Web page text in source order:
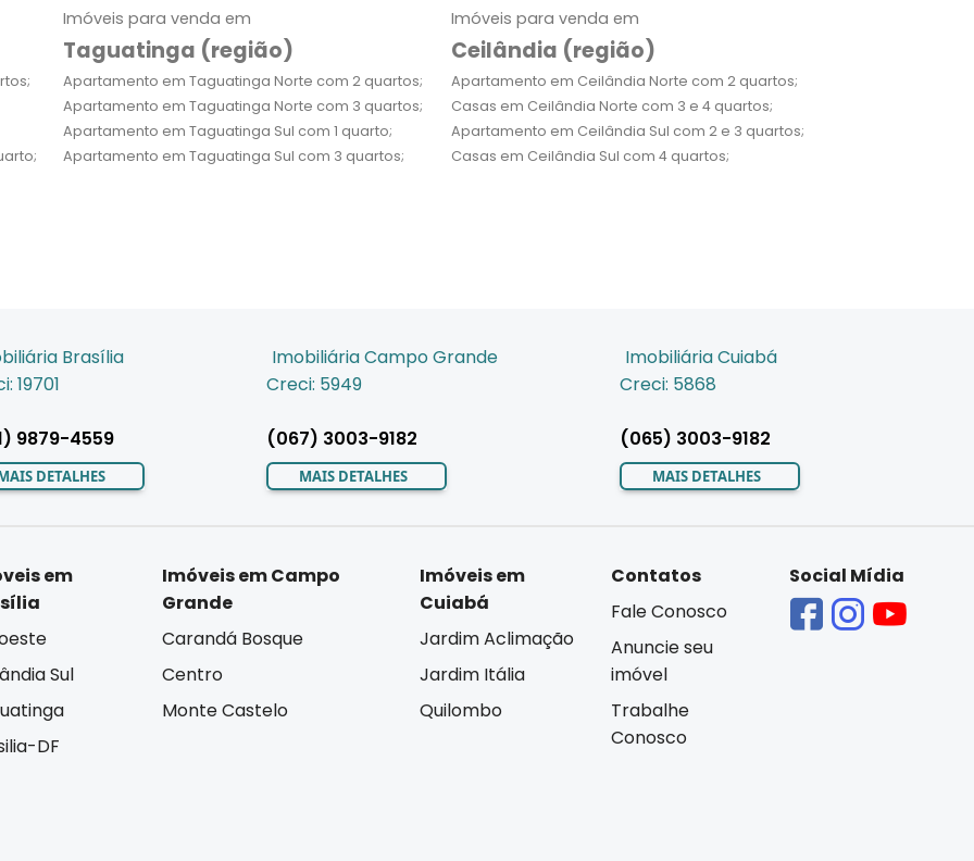
Imóveis para venda em
Taguatinga (região)
Apartamento em Taguatinga Norte com 2 quartos;
Apartamento em Taguatinga Norte com 3 quartos;
Apartamento em Taguatinga Sul com 1 quarto;
Apartamento em Taguatinga Sul com 3 quartos;
Imóveis para venda em
Ceilândia (região)
Apartamento em Ceilândia Norte com 2 quartos;
Casas em Ceilândia Norte com 3 e 4 quartos;
Apartamento em Ceilândia Sul com 2 e 3 quartos;
Casas em Ceilândia Sul com 4 quartos;
Brasília
19701
9879-4559
DETALHES
Imobiliária Campo Grande
Creci: 5949
(067) 3003-9182
MAIS DETALHES
Imobiliária Cuiabá
Creci: 5868
(065) 3003-9182
MAIS DETALHES
em
Sul
DF
Imóveis em Campo
Grande
Carandá Bosque
Centro
Monte Castelo
Imóveis em
Cuiabá
Jardim Aclimação
Jardim Itália
Quilombo
Contatos
Fale Conosco
Anuncie seu
imóvel
Trabalhe
Conosco
Social Mídia